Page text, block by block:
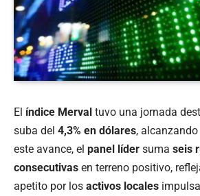
El índice Merval tuvo una jornada
suba del 4,3% en dólares,
este avance, el panel líder suma seis
consecutivas en terreno positivo,
apetito por los activos locales